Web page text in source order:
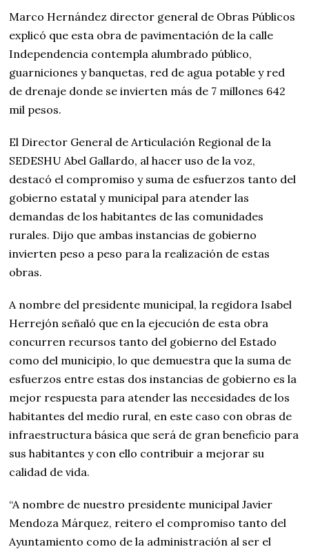
Marco Hernández director general de Obras Públicos
explicó que esta obra de pavimentación de la calle
Independencia contempla alumbrado público,
guarniciones y banquetas, red de agua potable y red
de drenaje donde se invierten más de 7 millones 642
mil pesos.
El Director General de Articulación Regional de la
SEDESHU Abel Gallardo, al hacer uso de la voz,
destacó el compromiso y suma de esfuerzos tanto del
gobierno estatal y municipal para atender las
demandas de los habitantes de las comunidades
rurales. Dijo que ambas instancias de gobierno
invierten peso a peso para la realización de estas
obras.
A nombre del presidente municipal, la regidora Isabel
Herrejón señaló que en la ejecución de esta obra
concurren recursos tanto del gobierno del Estado
como del municipio, lo que demuestra que la suma de
esfuerzos entre estas dos instancias de gobierno es la
mejor respuesta para atender las necesidades de los
habitantes del medio rural, en este caso con obras de
infraestructura básica que será de gran beneficio para
sus habitantes y con ello contribuir a mejorar su
calidad de vida.
“A nombre de nuestro presidente municipal Javier
Mendoza Márquez, reitero el compromiso tanto del
Ayuntamiento como de la administración al ser el